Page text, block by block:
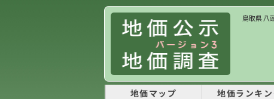
鳥取県 八
地価マップ 地価ランキ